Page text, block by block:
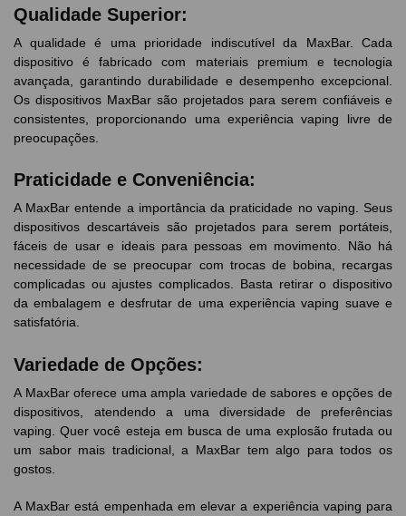
Qualidade Superior:
A qualidade é uma prioridade indiscutível da MaxBar. Cada
dispositivo é fabricado com materiais premium e tecnologia
avançada, garantindo durabilidade e desempenho excepcional.
Os dispositivos MaxBar são projetados para serem confiáveis e
consistentes, proporcionando uma experiência vaping livre de
preocupações.
Praticidade e Conveniência:
A MaxBar entende a importância da praticidade no vaping. Seus
dispositivos descartáveis são projetados para serem portáteis,
fáceis de usar e ideais para pessoas em movimento. Não há
necessidade de se preocupar com trocas de bobina, recargas
complicadas ou ajustes complicados. Basta retirar o dispositivo
da embalagem e desfrutar de uma experiência vaping suave e
satisfatória.
Variedade de Opções:
A MaxBar oferece uma ampla variedade de sabores e opções de
dispositivos, atendendo a uma diversidade de preferências
vaping. Quer você esteja em busca de uma explosão frutada ou
um sabor mais tradicional, a MaxBar tem algo para todos os
gostos.
A MaxBar está empenhada em elevar a experiência vaping para